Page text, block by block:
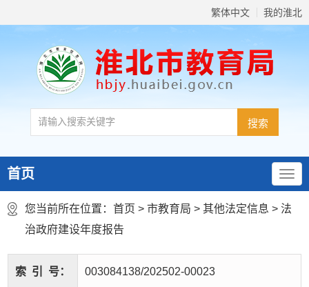
繁体中文 我的淮北
首页
您当前所在位置： 首页 > 市教育局 > 其他法定信息 > 法
治政府建设年度报告
索 引 号： 003084138/202502-00023